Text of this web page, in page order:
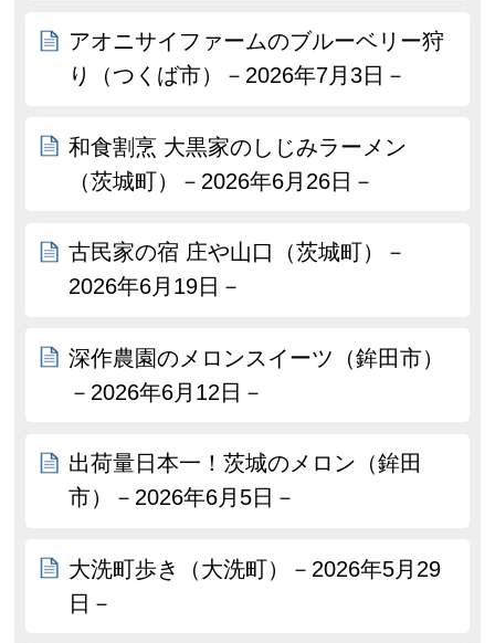
アオニサイファームのブルーベリー狩
り（つくば市）－2026年7月3日－
和食割烹 大黒家のしじみラーメン
（茨城町）－2026年6月26日－
古民家の宿 庄や山口（茨城町）－
2026年6月19日－
深作農園のメロンスイーツ（鉾田市）
－2026年6月12日－
出荷量日本一！茨城のメロン（鉾田
市）－2026年6月5日－
大洗町歩き（大洗町）－2026年5月29
日－